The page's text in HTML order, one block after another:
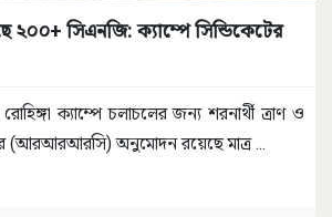
সিএনজি: ক্যাম্পে সিন্ডিকেটের
ক্যাম্পে চলাচলের জন্য শরনার্থী ত্রাণ ও
(আরআরআরসি) অনুমোদন রয়েছে মাত্র...